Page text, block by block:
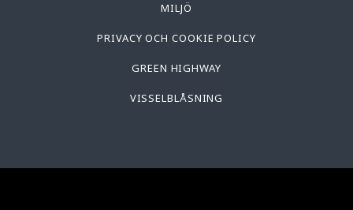
MILJÖ
PRIVACY OCH COOKIE POLICY
GREEN HIGHWAY
VISSELBLÅSNING